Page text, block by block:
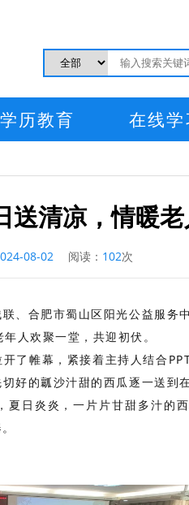
历教育 在线学
送清凉，情暖
08-02阅读： 102次
、合肥市蜀山区阳光公益服务
人欢聚一堂，共迎初伏。
了帷幕，紧接着主持人结合
好的瓤沙汁甜的西瓜逐一送到
日炎炎，一片片甘甜多汁的